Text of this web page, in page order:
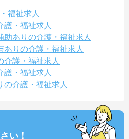
福祉求人
護・福祉求人
助ありの介護・福祉求人
ありの介護・福祉求人
介護・福祉求人
護・福祉求人
の介護・福祉求人
い！